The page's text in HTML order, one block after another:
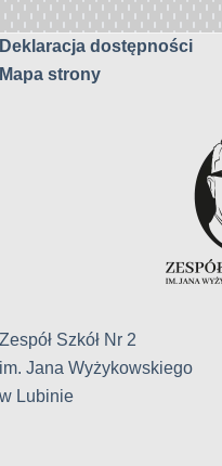
Deklaracja dostępności
Mapa strony
Zespół Szkół Nr 2
im. Jana Wyżykowskiego
w Lubinie